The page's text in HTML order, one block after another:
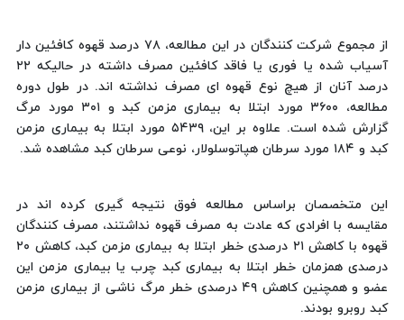
از مجموع شرکت کنندگان در این مطالعه، ۷۸ درصد قهوه کافئین دار
آسیاب شده یا فوری یا فاقد کافئین مصرف داشته در حالیکه ۲۲
درصد آنان از هیچ نوع قهوه ای مصرف نداشته اند. در طول دوره
مطالعه، ۳۶۰۰ مورد ابتلا به بیماری مزمن کبد و ۳۰۱ مورد مرگ
گزارش شده است. علاوه بر این، ۵۴۳۹ مورد ابتلا به بیماری مزمن
کبد و ۱۸۴ مورد سرطان هپاتوسلولار، نوعی سرطان کبد مشاهده شد.
این متخصصان براساس مطالعه فوق نتیجه گیری کرده اند در
مقایسه با افرادی که عادت به مصرف قهوه نداشتند، مصرف کنندگان
قهوه با کاهش ۲۱ درصدی خطر ابتلا به بیماری مزمن کبد، کاهش ۲۰
درصدی همزمان خطر ابتلا به بیماری کبد چرب یا بیماری مزمن این
عضو و همچنین کاهش ۴۹ درصدی خطر مرگ ناشی از بیماری مزمن
کبد روبرو بودند.